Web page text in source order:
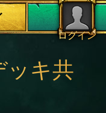
ログイン
ッキ共